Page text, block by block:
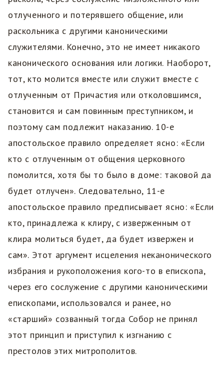
отлученного и потерявшего общение, или
раскольника с другими каноническими
служителями. Конечно, это не имеет никакого
канонического основания или логики. Наоборот,
тот, кто молится вместе или служит вместе с
отлученным от Причастия или отколовшимся,
становится и сам повинным преступником, и
поэтому сам подлежит наказанию. 10-е
апостольское правило определяет ясно: «Если
кто с отлученным от общения церковного
помолится, хотя бы то было в доме: таковой да
будет отлучен». Следовательно, 11-е
апостольское правило предписывает ясно: «Если
кто, принадлежа к клиру, с изверженным от
клира молиться будет, да будет извержен и
сам». Этот аргумент исцеления неканонического
избрания и рукоположения кого-то в епископа,
через его сослужение с другими каноническими
епископами, использовался и ранее, но
«старший» созванный тогда Собор не принял
этот принцип и приступил к изгнанию с
престолов этих митрополитов.